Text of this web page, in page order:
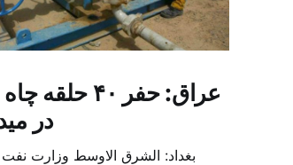
عراق: حفر ۴۰
در
بغداد: الشرق الاوسط وزارت